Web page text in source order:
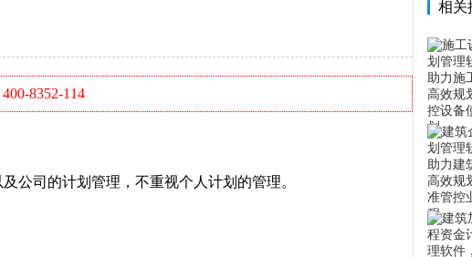
8352-114
司的计划管理，不重视个人计划的管理。
相关